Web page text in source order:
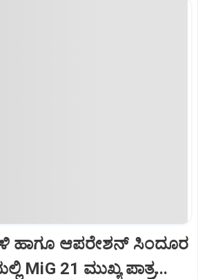
ಹಾಗೂ ಆಪರೇಶನ್‌ ಸಿಂದೂರ
MiG 21 ಮುಖ್ಯ ಪಾತ್ರ...